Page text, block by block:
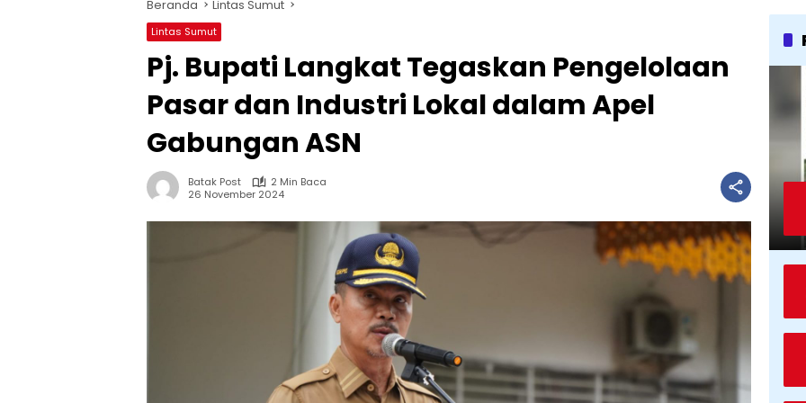
Beranda Lintas Sumut
Lintas Sumut
Pj. Bupati Langkat Tegaskan Pengelolaan
Pasar dan Industri Lokal dalam Apel
Gabungan ASN
Batak Post
2 Min Baca
26 November 2024